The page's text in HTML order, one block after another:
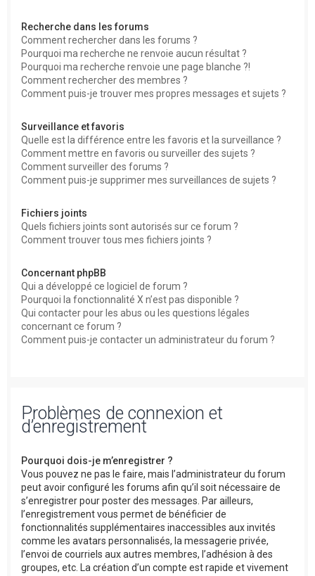
Recherche dans les forums
Comment rechercher dans les forums ?
Pourquoi ma recherche ne renvoie aucun résultat ?
Pourquoi ma recherche renvoie une page blanche ?!
Comment rechercher des membres ?
Comment puis-je trouver mes propres messages et sujets ?
Surveillance et favoris
Quelle est la différence entre les favoris et la surveillance ?
Comment mettre en favoris ou surveiller des sujets ?
Comment surveiller des forums ?
Comment puis-je supprimer mes surveillances de sujets ?
Fichiers joints
Quels fichiers joints sont autorisés sur ce forum ?
Comment trouver tous mes fichiers joints ?
Concernant phpBB
Qui a développé ce logiciel de forum ?
Pourquoi la fonctionnalité X n’est pas disponible ?
Qui contacter pour les abus ou les questions légales
concernant ce forum ?
Comment puis-je contacter un administrateur du forum ?
Problèmes de connexion et
d’enregistrement
Pourquoi dois-je m’enregistrer ?
Vous pouvez ne pas le faire, mais l’administrateur du forum
peut avoir configuré les forums afin qu’il soit nécessaire de
s’enregistrer pour poster des messages. Par ailleurs,
l’enregistrement vous permet de bénéficier de
fonctionnalités supplémentaires inaccessibles aux invités
comme les avatars personnalisés, la messagerie privée,
l’envoi de courriels aux autres membres, l’adhésion à des
groupes, etc. La création d’un compte est rapide et vivement